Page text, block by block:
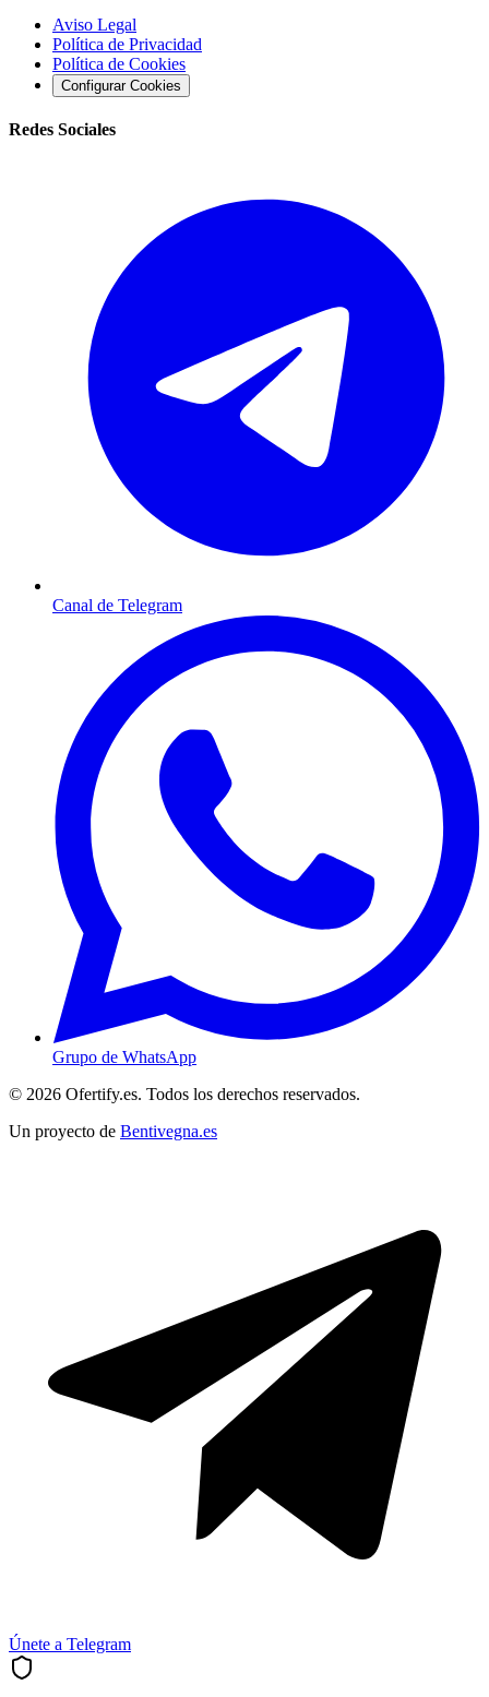
Aviso Legal
Política de Privacidad
Política de Cookies
Configurar Cookies
Redes Sociales
Canal de Telegram
Grupo de WhatsApp
© 2026 Ofertify.es. Todos los derechos reservados.
Un proyecto de Bentivegna.es
Únete a Telegram